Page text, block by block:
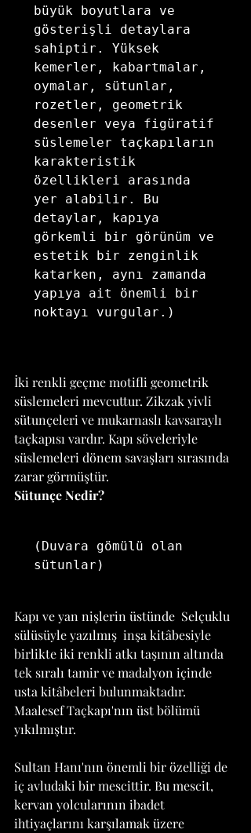
büyük boyutlara ve
gösterişli detaylara
sahiptir. Yüksek
kemerler, kabartmalar,
oymalar, sütunlar,
rozetler, geometrik
desenler veya figüratif
süslemeler taçkapıların
karakteristik
özellikleri arasında
yer alabilir. Bu
detaylar, kapıya
görkemli bir görünüm ve
estetik bir zenginlik
katarken, aynı zamanda
yapıya ait önemli bir
noktayı vurgular.)
İki renkli geçme motifli geometrik
süslemeleri mevcuttur. Zikzak yivli
sütunçeleri ve mukarnaslı kavsaraylı
taçkapısı vardır. Kapı söveleriyle
süslemeleri dönem savaşları sırasında
zarar görmüştür.
Sütunçe Nedir?
(Duvara gömülü olan
sütunlar)
Kapı ve yan nişlerin üstünde  Selçuklu
sülüsüyle yazılmış  inşa kitâbesiyle
birlikte iki renkli atkı taşının altında
tek sıralı tamir ve madalyon içinde
usta kitâbeleri bulunmaktadır.
Maalesef Taçkapı'nın üst bölümü
yıkılmıştır.
Sultan Hanı'nın önemli bir özelliği de
iç avludaki bir mescittir. Bu mescit,
kervan yolcularının ibadet
ihtiyaçlarını karşılamak üzere